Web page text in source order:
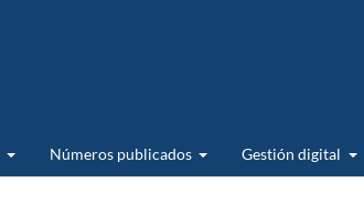
Números publicados Gestión digital